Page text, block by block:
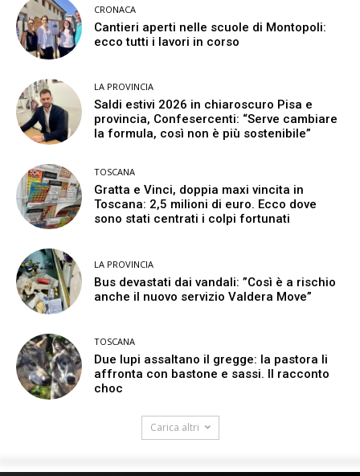
CRONACA
Cantieri aperti nelle scuole di Montopoli:
ecco tutti i lavori in corso
LA PROVINCIA
Saldi estivi 2026 in chiaroscuro Pisa e
provincia, Confesercenti: “Serve cambiare
la formula, così non è più sostenibile”
TOSCANA
Gratta e Vinci, doppia maxi vincita in
Toscana: 2,5 milioni di euro. Ecco dove
sono stati centrati i colpi fortunati
LA PROVINCIA
Bus devastati dai vandali: ”Così è a rischio
anche il nuovo servizio Valdera Move”
TOSCANA
Due lupi assaltano il gregge: la pastora li
affronta con bastone e sassi. Il racconto
choc
Carica altri